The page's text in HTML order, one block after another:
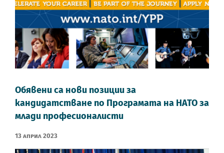
Обявени са нови позиции за
кандидатстване по Програмата на НАТО за
млади професионалисти
13 Април 2023